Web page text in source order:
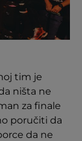
tim je
ništa ne
za finale
poručiti da
da ne